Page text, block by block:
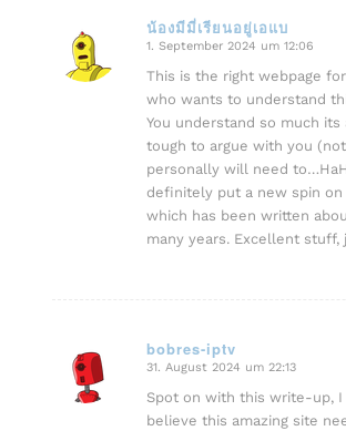
น้องมีมี่เรียนอยู่เอแบ
sagte:
1. September 2024 um 12:06
This is the right webpage
who wants to understand
You understand so much its
tough to argue with you
personally will need
definitely put a new spin on
which has been written
many years. Excellent stuff,
bobres-iptv
sagte:
31. August 2024 um 22:13
Spot on with this write-up,
believe this amazing site